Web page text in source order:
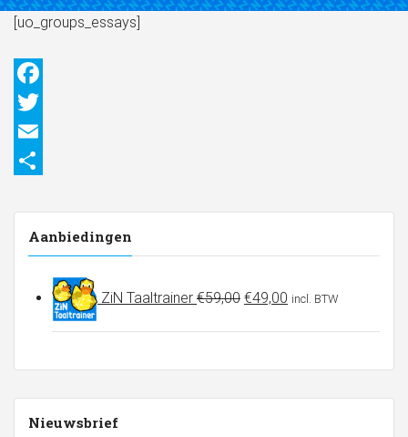
[uo_groups_essays]
Facebook
Twitter
Email
Aanbiedingen
ZiN Taaltrainer €59,00
prijs
was:
€49,00
prijs
is:
incl. BTW
Nieuwsbrief